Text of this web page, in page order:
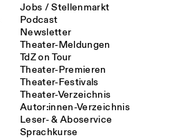
Jobs / Stellenmarkt
Podcast
Newsletter
Theater-Meldungen
TdZ on Tour
Theater-Premieren
Theater-Festivals
Theater-Verzeichnis
Autor:innen-Verzeichnis
Leser- & Aboservice
Sprachkurse